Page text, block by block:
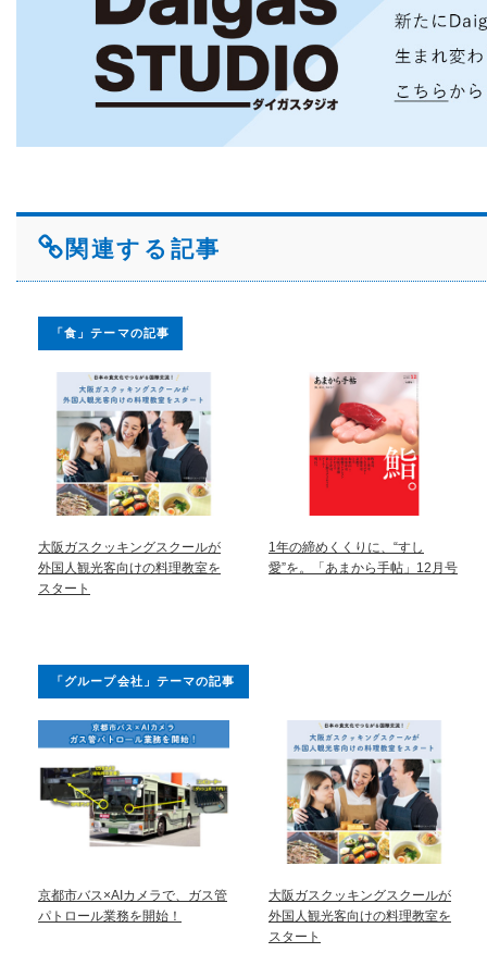
関連する記事
「食」テーマの記事
大阪ガスクッキングスクールが
外国人観光客向けの料理教室を
スタート
1年の締めくくりに、“すし
愛”を。「あまから手帖」12月号
「グループ会社」テーマの記事
京都市バス×AIカメラで、ガス管
パトロール業務を開始！
大阪ガスクッキングスクールが
外国人観光客向けの料理教室を
スタート